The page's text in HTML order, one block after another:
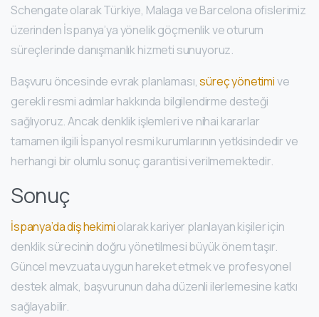
Schengate olarak Türkiye, Malaga ve Barcelona ofislerimiz
üzerinden İspanya’ya yönelik göçmenlik ve oturum
süreçlerinde danışmanlık hizmeti sunuyoruz.
Başvuru öncesinde evrak planlaması,süreç yönetimive
gerekli resmi adımlar hakkında bilgilendirme desteği
sağlıyoruz. Ancak denklik işlemleri ve nihai kararlar
tamamen ilgili İspanyol resmi kurumlarının yetkisindedir ve
herhangi bir olumlu sonuç garantisi verilmemektedir.
Sonuç
İspanya’da diş hekimiolarak kariyer planlayan kişiler için
denklik sürecinin doğru yönetilmesi büyük önem taşır.
Güncel mevzuata uygun hareket etmek ve profesyonel
destek almak, başvurunun daha düzenli ilerlemesine katkı
sağlayabilir.